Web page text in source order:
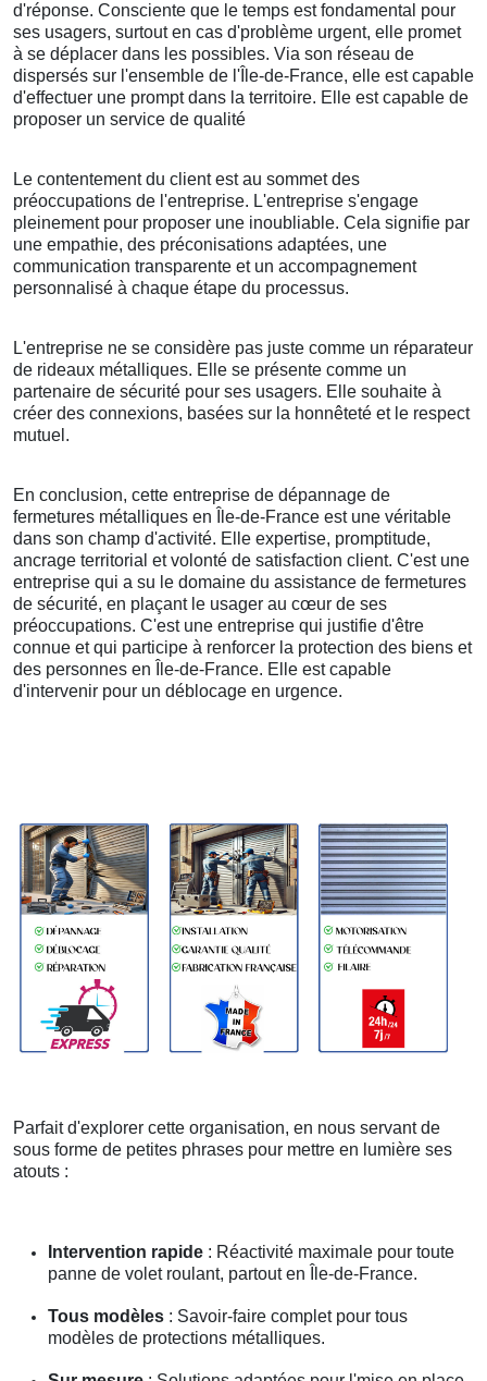
d'réponse. Consciente que le temps est fondamental pour
ses usagers, surtout en cas d'problème urgent, elle promet
à se déplacer dans les possibles. Via son réseau de
dispersés sur l'ensemble de l'Île-de-France, elle est capable
d'effectuer une prompt dans la territoire. Elle est capable de
proposer un service de qualité
Le contentement du client est au sommet des
préoccupations de l'entreprise. L'entreprise s'engage
pleinement pour proposer une inoubliable. Cela signifie par
une empathie, des préconisations adaptées, une
communication transparente et un accompagnement
personnalisé à chaque étape du processus.
L'entreprise ne se considère pas juste comme un réparateur
de rideaux métalliques. Elle se présente comme un
partenaire de sécurité pour ses usagers. Elle souhaite à
créer des connexions, basées sur la honnêteté et le respect
mutuel.
En conclusion, cette entreprise de dépannage de
fermetures métalliques en Île-de-France est une véritable
dans son champ d'activité. Elle expertise, promptitude,
ancrage territorial et volonté de satisfaction client. C'est une
entreprise qui a su le domaine du assistance de fermetures
de sécurité, en plaçant le usager au cœur de ses
préoccupations. C'est une entreprise qui justifie d'être
connue et qui participe à renforcer la protection des biens et
des personnes en Île-de-France. Elle est capable
d'intervenir pour un déblocage en urgence.
Parfait d'explorer cette organisation, en nous servant de
sous forme de petites phrases pour mettre en lumière ses
atouts :
Intervention rapide : Réactivité maximale pour toute
panne de volet roulant, partout en Île-de-France.
Tous modèles : Savoir-faire complet pour tous
modèles de protections métalliques.